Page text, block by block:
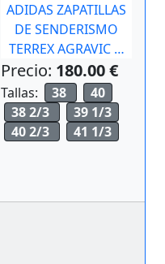
ADIDAS ZAPATILLAS
DE SENDERISMO
TERREX AGRAVIC …
Precio: 180.00 €
Tallas: 38
40
38 2/3
39 1/3
40 2/3
41 1/3